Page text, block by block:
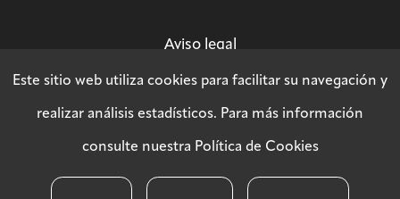
Aviso legal
Política SGSI
Este sitio web utiliza cookies para facilitar su navegación y
realizar análisis estadísticos. Para más información
consulte nuestra Política de Cookies